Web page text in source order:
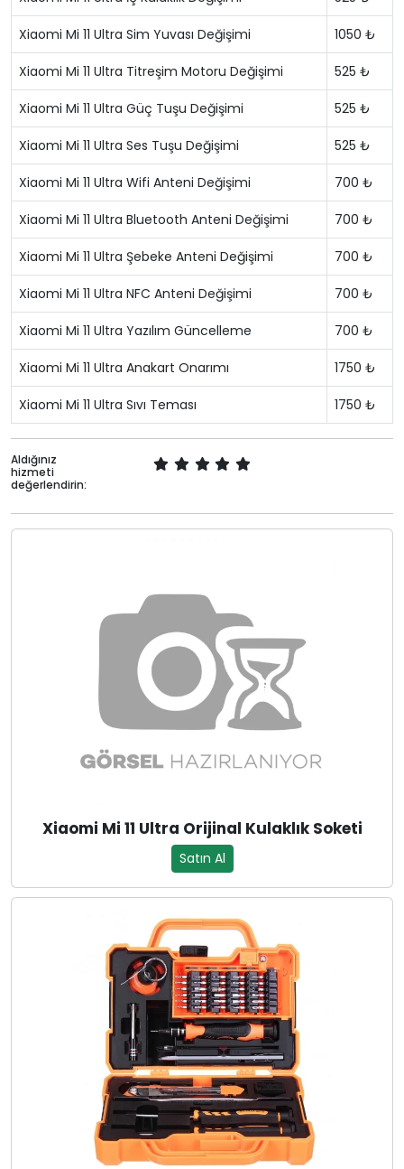
Xiaomi Mi 11 Ultra Sim Yuvası Değişimi 1050 ₺
Xiaomi Mi 11 Ultra Titreşim Motoru Değişimi 525 ₺
Xiaomi Mi 11 Ultra Güç Tuşu Değişimi 525 ₺
Xiaomi Mi 11 Ultra Ses Tuşu Değişimi 525 ₺
Xiaomi Mi 11 Ultra Wifi Anteni Değişimi 700 ₺
Xiaomi Mi 11 Ultra Bluetooth Anteni Değişimi 700 ₺
Xiaomi Mi 11 Ultra Şebeke Anteni Değişimi 700 ₺
Xiaomi Mi 11 Ultra NFC Anteni Değişimi 700 ₺
Xiaomi Mi 11 Ultra Yazılım Güncelleme 700 ₺
Xiaomi Mi 11 Ultra Anakart Onarımı 1750 ₺
Xiaomi Mi 11 Ultra Sıvı Teması 1750 ₺
Aldığınız
hizmeti
değerlendirin:
Xiaomi Mi 11 Ultra Orijinal Kulaklık Soketi
Satın Al